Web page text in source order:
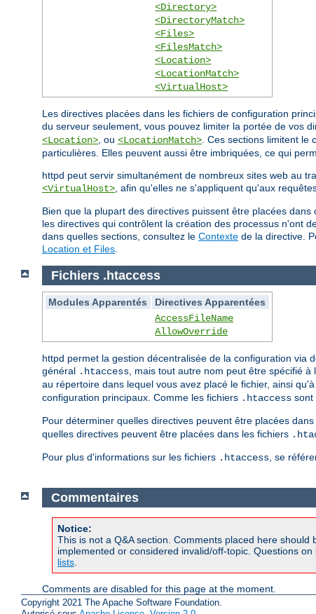
<Directory>
<DirectoryMatch>
<Files>
<FilesMatch>
<Location>
<LocationMatch>
<VirtualHost>
Les directives placées dans les fichiers de configuration
du serveur seulement, vous pouvez limiter la portée de vos
<Location> , ou <LocationMatch> . Ces sections limitent
particulières. Elles peuvent aussi être imbriquées, ce qui
httpd peut servir simultanément de nombreux sites web au
<VirtualHost> , afin qu'elles ne s'appliquent qu'aux
Bien que la plupart des directives puissent être placées
les directives qui contrôlent la création des processus n'ont
dans quelles sections, consultez le Contexte de la directive.
Location et Files
Fichiers .htaccess
Modules Apparentés
Directives Apparentées
AccessFileName
AllowOverride
httpd permet la gestion décentralisée de la configuration via
général .htaccess, mais tout autre nom peut être spécifié à
au répertoire dans lequel vous avez placé le fichier, ainsi
configuration principaux. Comme les fichiers .htaccess sont
Pour déterminer quelles directives peuvent être placées
quelles directives peuvent être placées dans les fichiers
Pour plus d'informations sur les fichiers .htaccess, se
Commentaires
Notice:
This is not a Q&A section. Comments placed here
implemented or considered invalid/off-topic. Questions
lists.
Comments are disabled for this page at the moment.
Copyright 2021 The Apache Software Foundation.